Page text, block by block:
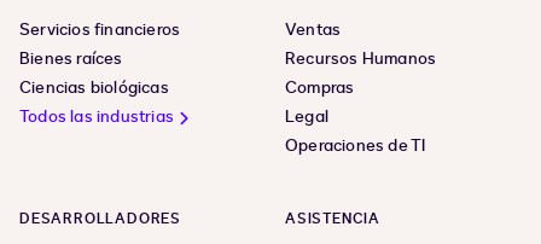
Servicios financieros
Bienes raíces
Ciencias biológicas
Todos las industrias
Ventas
Recursos Humanos
Compras
Legal
Operaciones de TI
DESARROLLADORES ASISTENCIA